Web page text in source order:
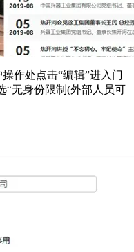
作处点击“编辑”进入门
“无身份限制(外部人员可